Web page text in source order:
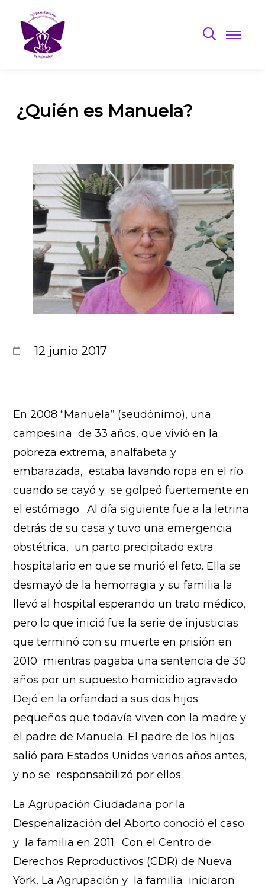
¿Quién es Manuela?
12 junio 2017
En 2008 “Manuela” (seudónimo), una
campesina de 33 años, que vivió en la
pobreza extrema, analfabeta y
embarazada, estaba lavando ropa en el río
cuando se cayó y se golpeó fuertemente en
el estómago. Al día siguiente fue a la letrina
detrás de su casa y tuvo una emergencia
obstétrica, un parto precipitado extra
hospitalario en que se murió el feto. Ella se
desmayó de la hemorragia y su familia la
llevó al hospital esperando un trato médico,
pero lo que inició fue la serie de injusticias
que terminó con su muerte en prisión en
2010 mientras pagaba una sentencia de 30
años por un supuesto homicidio agravado.
Dejó en la orfandad a sus dos hijos
pequeños que todavía viven con la madre y
el padre de Manuela. El padre de los hijos
salió para Estados Unidos varios años antes,
y no se responsabilizó por ellos.
La Agrupación Ciudadana por la
Despenalización del Aborto conoció el caso
y la familia en 2011. Con el Centro de
Derechos Reproductivos (CDR) de Nueva
York, La Agrupación y la familia iniciaron